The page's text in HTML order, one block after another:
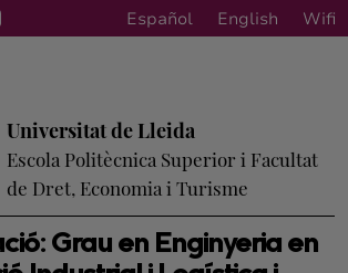
Español English Wifi
Grau en Enginyeria en
Universitat de Lleida
Escola Politècnica Superior i Facultat
de Dret, Economia i Turisme